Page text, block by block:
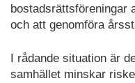
bostadsrättsföreningar
och att genomföra
I rådande situation är
samhället minskar